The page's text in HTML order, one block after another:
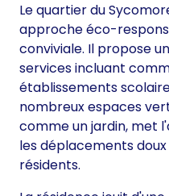
Le quartier du
approche éco-
conviviale. Il propose
services incluant
établissements
nombreux espaces
comme un jardin, met
les déplacements
résidents.